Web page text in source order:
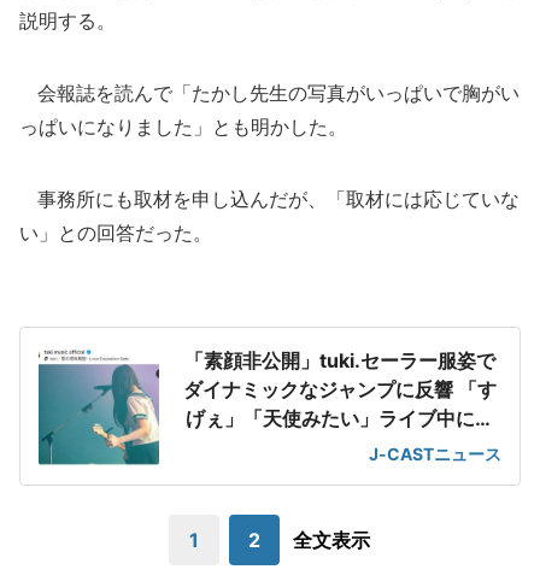
説明する。
会報誌を読んで「たかし先生の写真がいっぱいで胸がい
っぱいになりました」とも明かした。
事務所にも取材を申し込んだが、「取材には応じていな
い」との回答だった。
「素顔非公開」tuki.セーラー服姿で
ダイナミックなジャンプに反響 「す
げぇ」「天使みたい」ライブ中にパ
J-CASTニュース
1 2 全文表示